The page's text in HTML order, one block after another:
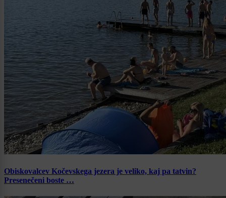
Obiskovalcev Kočevskega jezera je veliko, kaj pa tatvin?
Presenečeni boste …